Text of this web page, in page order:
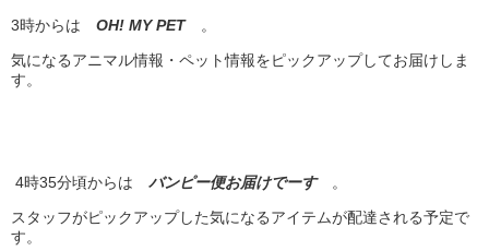
3時からは OH! MY PET。
気になるアニマル情報・ペット情報をピックアップしてお届けしま
す。
4時35分頃からは バンピー便お届けでーす。
スタッフがピックアップした気になるアイテムが配達される予定で
す。